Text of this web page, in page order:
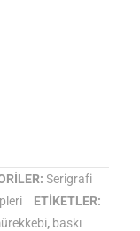
Serigrafi
ETIKETLER:
, baskı